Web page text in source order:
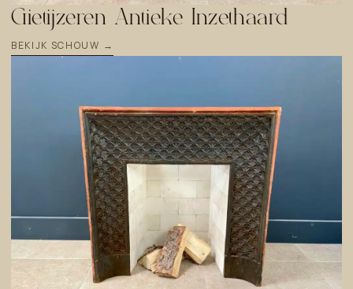
Gietijzeren Antieke Inzethaard
BEKIJK SCHOUW →